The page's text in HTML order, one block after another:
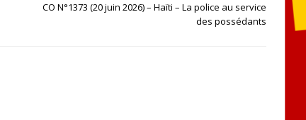
CO N°1373 (20 juin 2026) – Haïti – La police au service
des possédants